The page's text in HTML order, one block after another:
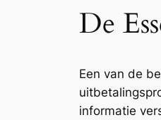
De
Een van de
informatie